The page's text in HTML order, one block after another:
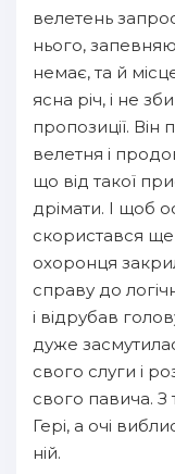
велетень
нього,
немає, та й
ясна річ, і не
пропозиції.
велетня і
що від такої
дрімати. І щоб
скористався ще
охоронця
справу до
і відрубав
дуже
свого слуги і
свого павича.
Гері, а очі
ній.